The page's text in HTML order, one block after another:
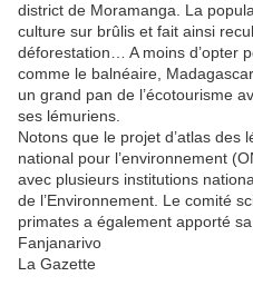
district de Moramanga. La
culture sur brûlis et fait ainsi
déforestation… A moins d’opter
comme le balnéaire,
un grand pan de l’écotourisme
ses lémuriens.
Notons que le projet d’atlas des
national pour l’environnement
avec plusieurs institutions
de l’Environnement. Le comité
primates a également apporté
Fanjanarivo
La Gazette